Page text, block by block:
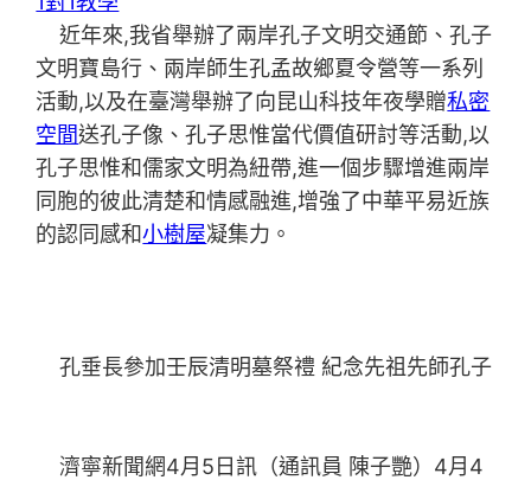
近年來,我省舉辦了兩岸孔子文明交通節、孔子
文明寶島行、兩岸師生孔孟故鄉夏令營等一系列
活動,以及在臺灣舉辦了向昆山科技年夜學贈私密
空間送孔子像、孔子思惟當代價值研討等活動,以
孔子思惟和儒家文明為紐帶,進一個步驟增進兩岸
同胞的彼此清楚和情感融進,增強了中華平易近族
的認同感和小樹屋凝集力。
孔垂長參加壬辰清明墓祭禮 紀念先祖先師孔子
濟寧新聞網4月5日訊（通訊員 陳子艷）4月4